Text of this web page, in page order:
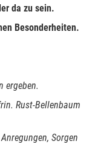
da zu sein.
Besonderheiten.
ergeben.
Rust-Bellenbaum
Sorgen